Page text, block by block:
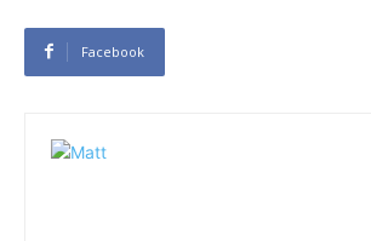
Facebook